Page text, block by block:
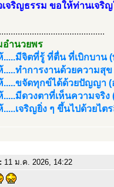
เจริญธรรม ขอให้ท่านเจ
อำนวยพร
.....มีจิตที่รู้ ที่ตื่น ที่เบิกบาน
.....ทำการงานด้วยความสุ
.....ขจัดทุกข์ได้ด้วยปัญญา (
.....มีดวงตาที่เห็นความจริ
.....เจริญยิ่ง ๆ ขึ้นไปด้วยไ
11 ม.ค. 2026, 14:22